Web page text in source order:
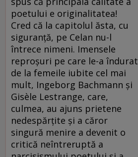
poetului e originalitatea!
Cred că la capitolul ăsta, cu
siguranță, pe Celan nu-l
întrece nimeni. Imensele
reproșuri pe care le-a îndurat
de la femeile iubite cel mai
mult, Ingeborg Bachmann și
Gisèle Lestrange, care,
culmea, au ajuns prietene
nedespărțite și a căror
singură menire a devenit o
critică neîntreruptă a